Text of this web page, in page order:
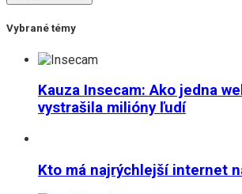
Vybrané témy
Kauza Insecam: Ako jedna
vystrašila milióny ľudí
Kto má najrýchlejší internet